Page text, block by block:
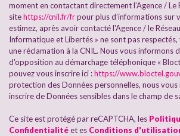
Taxe foncière
Habitants de moins de 25 ans
Habitants de 25 à 55 ans
Habitants de plus de 55 ans
Nombre d'enfants par famille
Familles avec 1 ou 2 enfants
moment en contactant directement l’Agence / Le
sitehttps://cnil.fr/frpour plus d’informations sur
estimez, après avoir contacté l'Agence / le
Informatique et Libertés » ne sont pas
une réclamation à la CNIL. Nous vous informons
d'opposition au démarchage téléphonique «
pouvez vous inscrire ici :https://
protection des Données personnelles, nous vous
inscrire de Données sensibles dans le champ de
Ce site est protégé par reCAPTCHA, les
Confidentialitéet es Conditions